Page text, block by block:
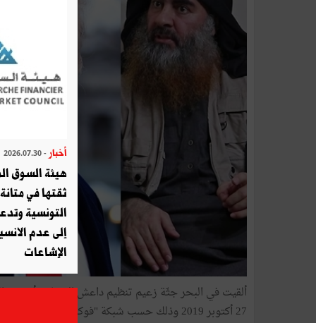
ألقيت في البحر جثّة زعيم تنظيم داعش الإرهابي أبو بكر
27 أكتوبر 2019 وذلك حسب شبكة "فوكس نيوز"الأمريكية.
أخبار - 2026.07.30
هيئة السوق
ثقتها في
التونسية
إلى عدم
الإشاعات